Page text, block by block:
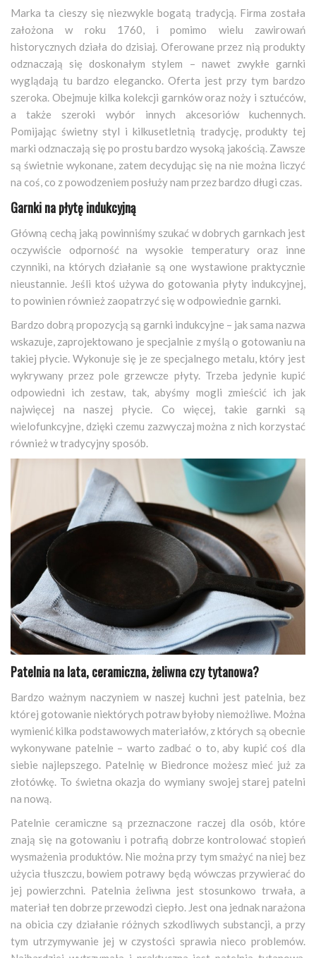
Marka ta cieszy się niezwykle bogatą tradycją. Firma została
założona w roku 1760, i pomimo wielu zawirowań
historycznych działa do dzisiaj. Oferowane przez nią produkty
odznaczają się doskonałym stylem – nawet zwykłe garnki
wyglądają tu bardzo elegancko. Oferta jest przy tym bardzo
szeroka. Obejmuje kilka kolekcji garnków oraz noży i sztućców,
a także szeroki wybór innych akcesoriów kuchennych.
Pomijając świetny styl i kilkusetletnią tradycję, produkty tej
marki odznaczają się po prostu bardzo wysoką jakością. Zawsze
są świetnie wykonane, zatem decydując się na nie można liczyć
na coś, co z powodzeniem posłuży nam przez bardzo długi czas.
Garnki na płytę indukcyjną
Główną cechą jaką powinniśmy szukać w dobrych garnkach jest
oczywiście odporność na wysokie temperatury oraz inne
czynniki, na których działanie są one wystawione praktycznie
nieustannie. Jeśli ktoś używa do gotowania płyty indukcyjnej,
to powinien również zaopatrzyć się w odpowiednie garnki.
Bardzo dobrą propozycją są garnki indukcyjne – jak sama nazwa
wskazuje, zaprojektowano je specjalnie z myślą o gotowaniu na
takiej płycie. Wykonuje się je ze specjalnego metalu, który jest
wykrywany przez pole grzewcze płyty. Trzeba jedynie kupić
odpowiedni ich zestaw, tak, abyśmy mogli zmieścić ich jak
najwięcej na naszej płycie. Co więcej, takie garnki są
wielofunkcyjne, dzięki czemu zazwyczaj można z nich korzystać
również w tradycyjny sposób.
Patelnia na lata, ceramiczna, żeliwna czy tytanowa?
Bardzo ważnym naczyniem w naszej kuchni jest patelnia, bez
której gotowanie niektórych potraw byłoby niemożliwe. Można
wymienić kilka podstawowych materiałów, z których są obecnie
wykonywane patelnie – warto zadbać o to, aby kupić coś dla
siebie najlepszego. Patelnię w Biedronce możesz mieć już za
złotówkę. To świetna okazja do wymiany swojej starej patelni
na nową.
Patelnie ceramiczne są przeznaczone raczej dla osób, które
znają się na gotowaniu i potrafią dobrze kontrolować stopień
wysmażenia produktów. Nie można przy tym smażyć na niej bez
użycia tłuszczu, bowiem potrawy będą wówczas przywierać do
jej powierzchni. Patelnia żeliwna jest stosunkowo trwała, a
materiał ten dobrze przewodzi ciepło. Jest ona jednak narażona
na obicia czy działanie różnych szkodliwych substancji, a przy
tym utrzymywanie jej w czystości sprawia nieco problemów.